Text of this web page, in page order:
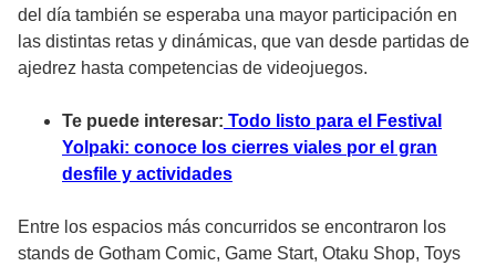
del día también se esperaba una mayor participación en
las distintas retas y dinámicas, que van desde partidas de
ajedrez hasta competencias de videojuegos.
Te puede interesar: Todo listo para el Festival
Yolpaki: conoce los cierres viales por el gran
desfile y actividades
Entre los espacios más concurridos se encontraron los
stands de Gotham Comic, Game Start, Otaku Shop, Toys